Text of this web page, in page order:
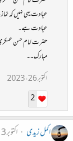
عبادت یہی نہیں کہ
عبادت ہے۔
حضرت امام حسن
مبارک۔۔
اکتوبر 26، 2023
2
اکمل زیدی
اکتوبر 13، 2023